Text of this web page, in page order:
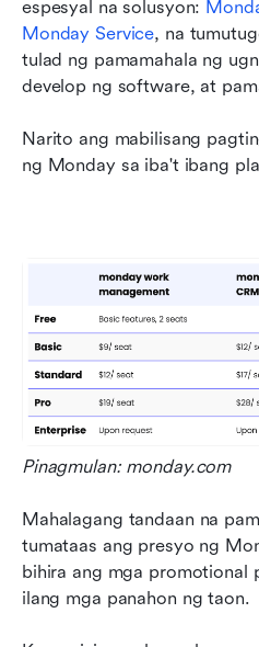
espesyal na solusyon:
Monday Service, na
tulad ng pamamahala ng
develop ng software, at
Narito ang mabilisang
ng Monday sa iba't ibang
Pinagmulan: monday.com
Mahalagang tandaan na
tumataas ang presyo ng
bihira ang mga promotional
ilang mga panahon ng taon.